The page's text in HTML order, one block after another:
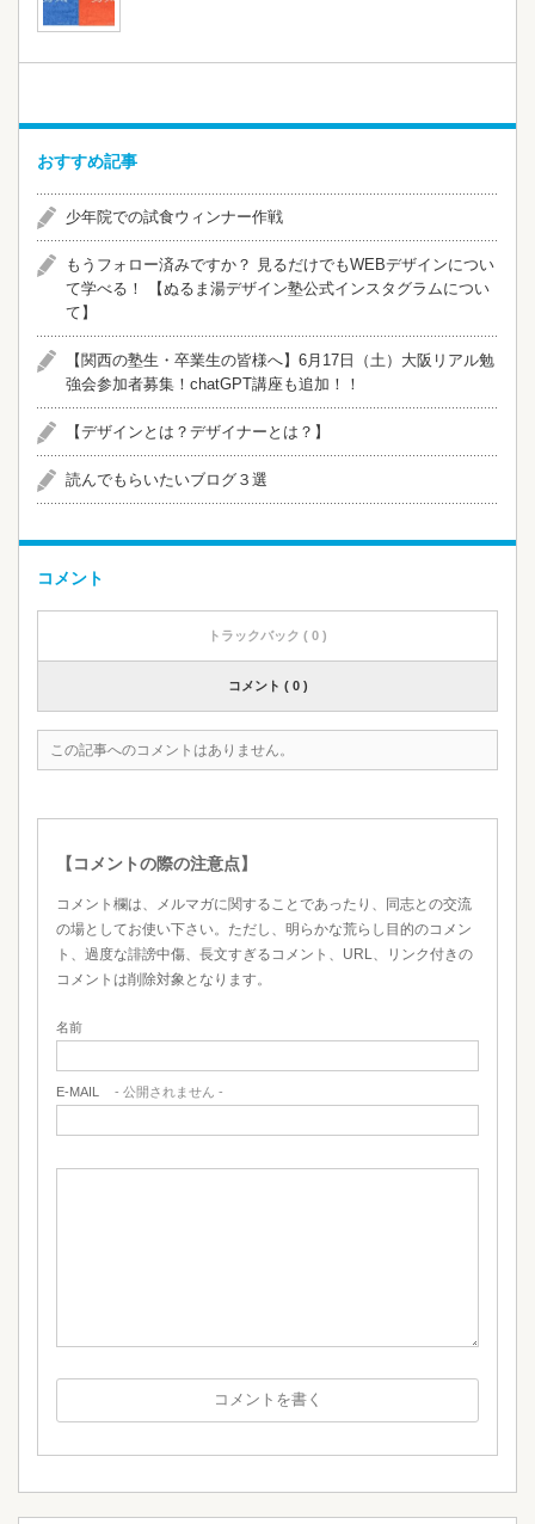
おすすめ記事
少年院での試食ウィンナー作戦
​​もうフォロー済みですか？ 見るだけでもWEBデザインについ
て学べる！ 【ぬるま湯デザイン塾公式インスタグラムについ
て】
【関西の塾生・卒業生の皆様へ】6月17日（土）大阪リアル勉
強会参加者募集！chatGPT講座も追加！！
【デザインとは？デザイナーとは？】
読んでもらいたいブログ３選
コメント
トラックバック ( 0 )
コメント ( 0 )
この記事へのコメントはありません。
【コメントの際の注意点】
コメント欄は、メルマガに関することであったり、同志との交流
の場としてお使い下さい。ただし、明らかな荒らし目的のコメン
ト、過度な誹謗中傷、長文すぎるコメント、URL、リンク付きの
コメントは削除対象となります。
名前
E-MAIL - 公開されません -